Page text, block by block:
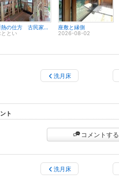
断熱の仕方 古民家のリフォーム
ととい
座敷と縁側
2026-08-02
洗月床
ト
コメントする
洗月床